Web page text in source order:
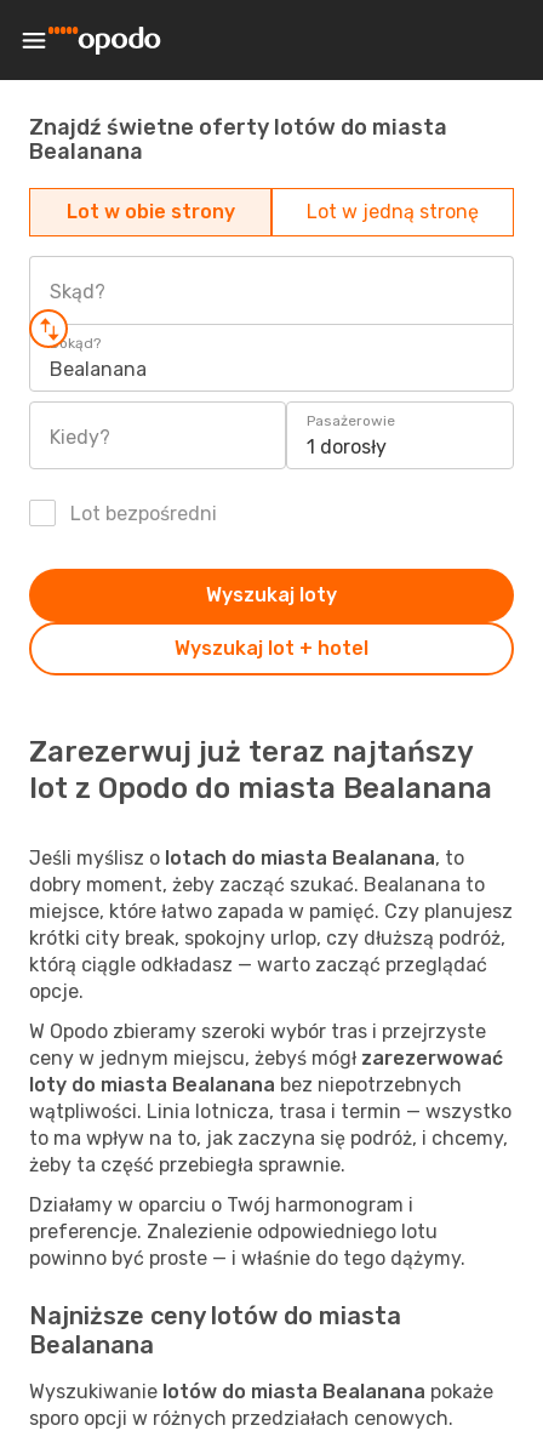
Znajdź świetne oferty lotów do miasta
Bealanana
Lot w obie strony Lot w jedną stronę
Skąd?
Dokąd?
Bealanana
Kiedy?
Pasażerowie
1 dorosły
Lot bezpośredni
Wyszukaj lot + hotel
Wyszukaj loty
Zarezerwuj już teraz najtańszy
lot z Opodo do miasta Bealanana
Jeśli myślisz o lotach do miasta Bealanana, to
dobry moment, żeby zacząć szukać. Bealanana to
miejsce, które łatwo zapada w pamięć. Czy planujesz
krótki city break, spokojny urlop, czy dłuższą podróż,
którą ciągle odkładasz — warto zacząć przeglądać
opcje.
W Opodo zbieramy szeroki wybór tras i przejrzyste
ceny w jednym miejscu, żebyś mógł zarezerwować
loty do miasta Bealanana bez niepotrzebnych
wątpliwości. Linia lotnicza, trasa i termin — wszystko
to ma wpływ na to, jak zaczyna się podróż, i chcemy,
żeby ta część przebiegła sprawnie.
Działamy w oparciu o Twój harmonogram i
preferencje. Znalezienie odpowiedniego lotu
powinno być proste — i właśnie do tego dążymy.
Najniższe ceny lotów do miasta
Bealanana
Wyszukiwanie lotów do miasta Bealanana pokaże
sporo opcji w różnych przedziałach cenowych.